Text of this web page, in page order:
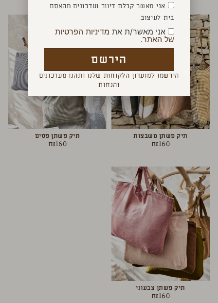
תיק פשתן משבצות
₪160
תיק פשתן פסים
₪160
תיק פשתן צבעוני
₪160
אני מאשר קבלת דיוור ועדכונים מהאסם
בית לעיצוב
אני מאשר/ת את מדיניות הפרטיות
של האתר.
הירשם
הירשמו למועדון הלקוחות שלנו ותהנו מעדכונים
והנחות